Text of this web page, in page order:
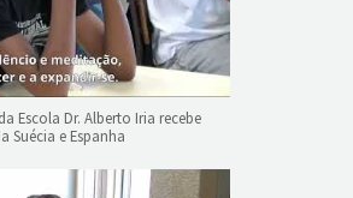
Escola Dr. Alberto Iria recebe
Suécia e Espanha